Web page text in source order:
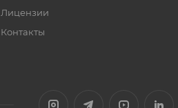
Лицензии
Контакты